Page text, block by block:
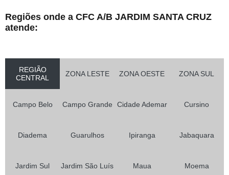
Regiões onde a CFC A/B JARDIM SANTA CRUZ
atende:
REGIÃO
CENTRAL
ZONA LESTE ZONA OESTE ZONA SUL
Campo Belo Campo Grande Cidade Ademar Cursino
Diadema Guarulhos Ipiranga Jabaquara
Jardim Sul Jardim São Luís Maua Moema